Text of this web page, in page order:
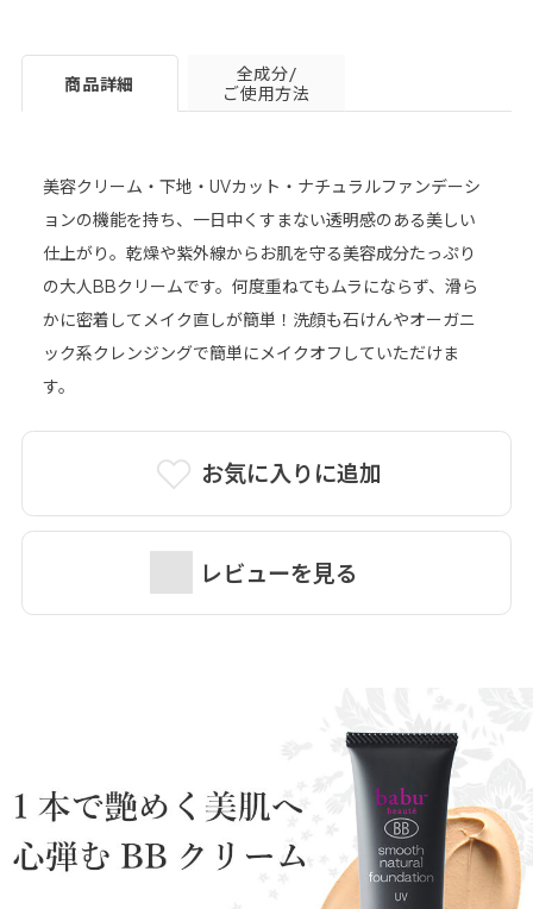
お気に入りに追加
レビューを見る
商品詳細
全成分/
ご使用方法
美容クリーム・下地・UVカット・ナチュラルファンデーシ
ョンの機能を持ち、一日中くすまない透明感のある美しい
仕上がり。乾燥や紫外線からお肌を守る美容成分たっぷり
の大人BBクリームです。何度重ねてもムラにならず、滑ら
かに密着してメイク直しが簡単！洗顔も石けんやオーガニ
ック系クレンジングで簡単にメイクオフしていただけま
す。